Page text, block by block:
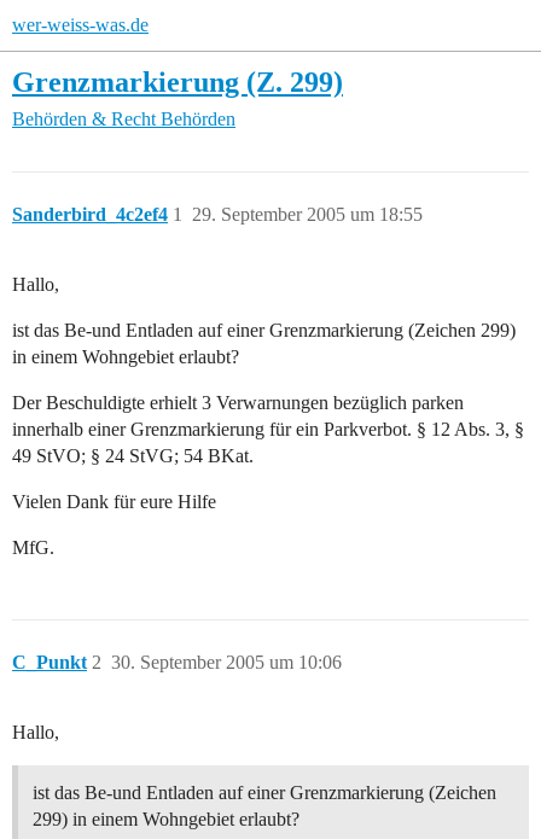
wer-weiss-was.de
Grenzmarkierung (Z. 299)
Behörden & Recht Behörden
Sanderbird_4c2ef4 29. September 2005 um 18:55
1
Hallo,
ist das Be-und Entladen auf einer Grenzmarkierung (Zeichen 299)
in einem Wohngebiet erlaubt?
Der Beschuldigte erhielt 3 Verwarnungen bezüglich parken
innerhalb einer Grenzmarkierung für ein Parkverbot. § 12 Abs. 3, §
49 StVO; § 24 StVG; 54 BKat.
Vielen Dank für eure Hilfe
MfG.
C_Punkt 30. September 2005 um 10:06
2
Hallo,
ist das Be-und Entladen auf einer Grenzmarkierung (Zeichen
299) in einem Wohngebiet erlaubt?